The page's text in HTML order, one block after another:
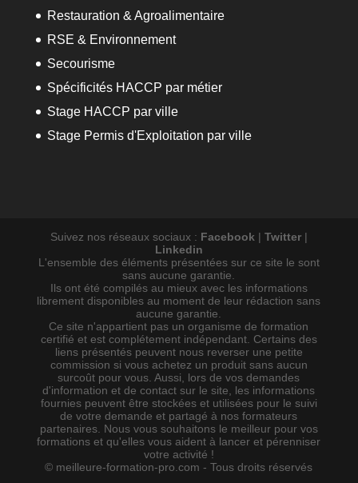
Restauration & Agroalimentaire
RSE & Environnement
Secourisme
Spécificités HACCP par métier
Stage HACCP par ville
Stage Permis d'Exploitation par ville
Suivez nos réseaux sociaux : Facebook| Twitter|
Linkedin
L'ensemble des éléments présentées sur ce site le sont
sans aucune garantie.
Ils ont été compilés au mieux avec les informations
librement disponibles au moment de leur rédaction sans
aucune garantie.
Ce site n'appartient pas un organisme de formation
certifié et est complétement indépendant. Certains des
liens présentés peuvent nous reverser une petite
commission si vous achetez un produit sans aucun
surcoût pour vous. Aussi, lors de vos demandes
d'information et de contact sur le site, les informations
fournies peuvent être stockées et utilisées pour le suivi
de votre demande et partagé à nos formateurs
partenaires. Nous vous souhaitons le meilleur pour vos
formations et qu'elles vous aident à lancer et pérenniser
votre activité !
© meilleure-formation-pro.com - Tous droits réservés